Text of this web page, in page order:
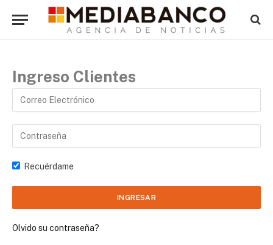
Ingreso Clientes
Recuérdame
Olvido su contraseña?